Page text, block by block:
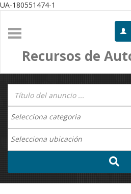
UA-180551474-1
Recursos de